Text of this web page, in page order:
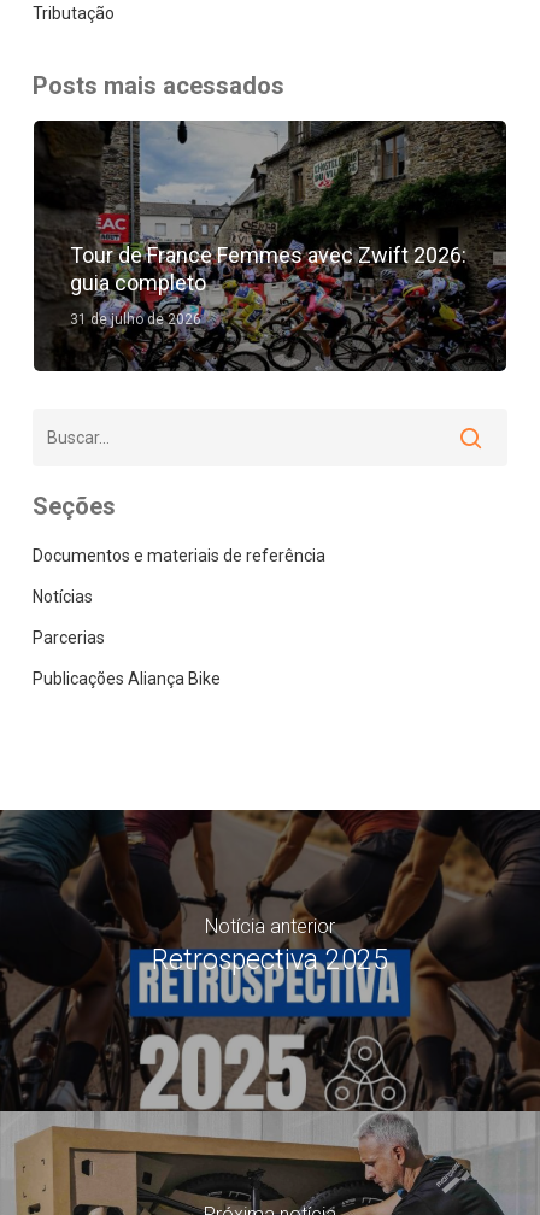
Tributação
Posts mais acessados
Tour de France Femmes avec Zwift 2026:
guia completo
31 de julho de 2026
Seções
Documentos e materiais de referência
Notícias
Parcerias
Publicações Aliança Bike
Notícia anterior
Retrospectiva 2025